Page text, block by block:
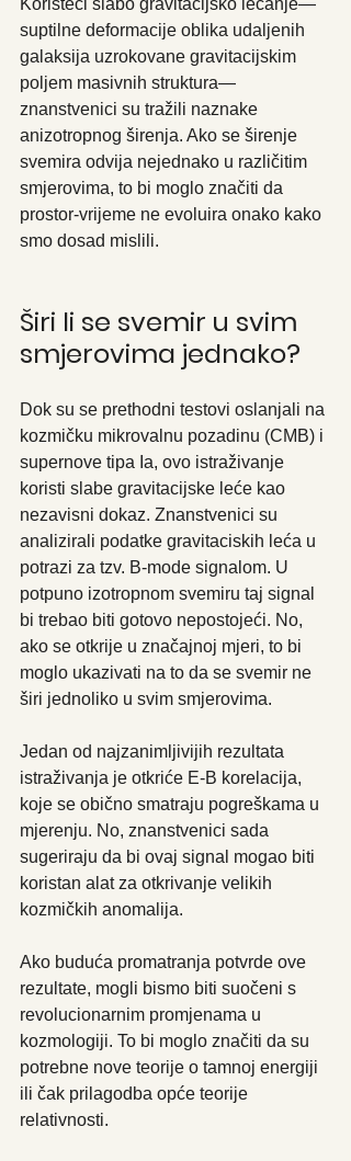
suptilne deformacije oblika udaljenih
galaksija uzrokovane gravitacijskim
poljem masivnih struktura—
znanstvenici su tražili naznake
anizotropnog širenja. Ako se širenje
svemira odvija nejednako u različitim
smjerovima, to bi moglo značiti da
prostor-vrijeme ne evoluira onako kako
smo dosad mislili.
Širi li se svemir u svim
smjerovima jednako?
Dok su se prethodni testovi oslanjali na
kozmičku mikrovalnu pozadinu (CMB) i
supernove tipa Ia, ovo istraživanje
koristi slabe gravitacijske leće kao
nezavisni dokaz. Znanstvenici su
analizirali podatke gravitaciskih leća u
potrazi za tzv. B-mode signalom. U
potpuno izotropnom svemiru taj signal
bi trebao biti gotovo nepostojeći. No,
ako se otkrije u značajnoj mjeri, to bi
moglo ukazivati na to da se svemir ne
širi jednoliko u svim smjerovima.
Jedan od najzanimljivijih rezultata
istraživanja je otkriće E-B korelacija,
koje se obično smatraju pogreškama u
mjerenju. No, znanstvenici sada
sugeriraju da bi ovaj signal mogao biti
koristan alat za otkrivanje velikih
kozmičkih anomalija.
Ako buduća promatranja potvrde ove
rezultate, mogli bismo biti suočeni s
revolucionarnim promjenama u
kozmologiji. To bi moglo značiti da su
potrebne nove teorije o tamnoj energiji
ili čak prilagodba opće teorije
relativnosti.